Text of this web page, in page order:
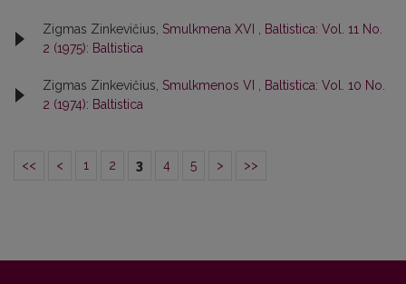
Zigmas Zinkevičius, Smulkmena XVI
Baltistica: Vol. 11 No.
2 (1975): Baltistica
Zigmas Zinkevičius, Smulkmenos VI
Baltistica: Vol. 10 No.
2 (1974): Baltistica
<< < 1 2 3 4 5 > >>